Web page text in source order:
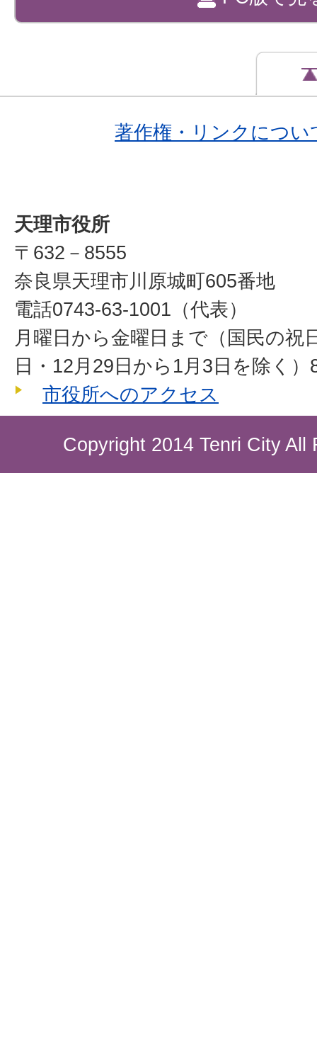
著作権・リンクについ
天理市役所
〒632－8555
奈良県天理市川原城町605番地
電話0743-63-1001（代表）
月曜日から金曜日まで（国民の祝
日・12月29日から1月3日を除く
市役所へのアクセス
Copyright 2014 Tenri City All